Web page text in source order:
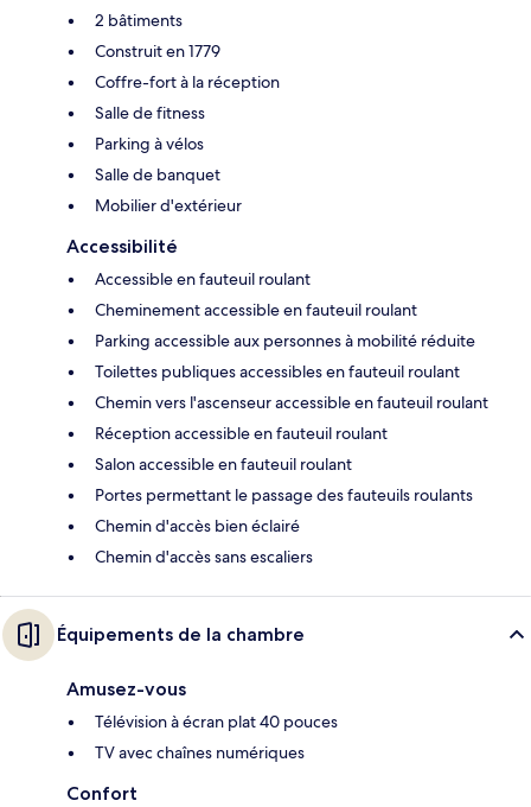
2 bâtiments
Construit en 1779
Coffre-fort à la réception
Salle de fitness
Parking à vélos
Salle de banquet
Mobilier d'extérieur
Accessibilité
Accessible en fauteuil roulant
Cheminement accessible en fauteuil roulant
Parking accessible aux personnes à mobilité réduite
Toilettes publiques accessibles en fauteuil roulant
Chemin vers l'ascenseur accessible en fauteuil roulant
Réception accessible en fauteuil roulant
Salon accessible en fauteuil roulant
Portes permettant le passage des fauteuils roulants
Chemin d'accès bien éclairé
Chemin d'accès sans escaliers
Équipements de la chambre
Amusez-vous
Télévision à écran plat 40 pouces
TV avec chaînes numériques
Confort